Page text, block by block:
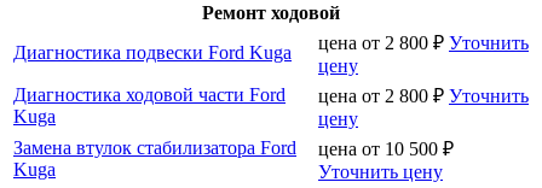
Ремонт ходовой
Диагностика подвески Ford Kuga
цена от 2 800 ₽ Уточнить
цену
Диагностика ходовой части Ford
Kuga
цена от 2 800 ₽ Уточнить
цену
Замена втулок стабилизатора Ford
Kuga
цена от 10 500 ₽
Уточнить цену